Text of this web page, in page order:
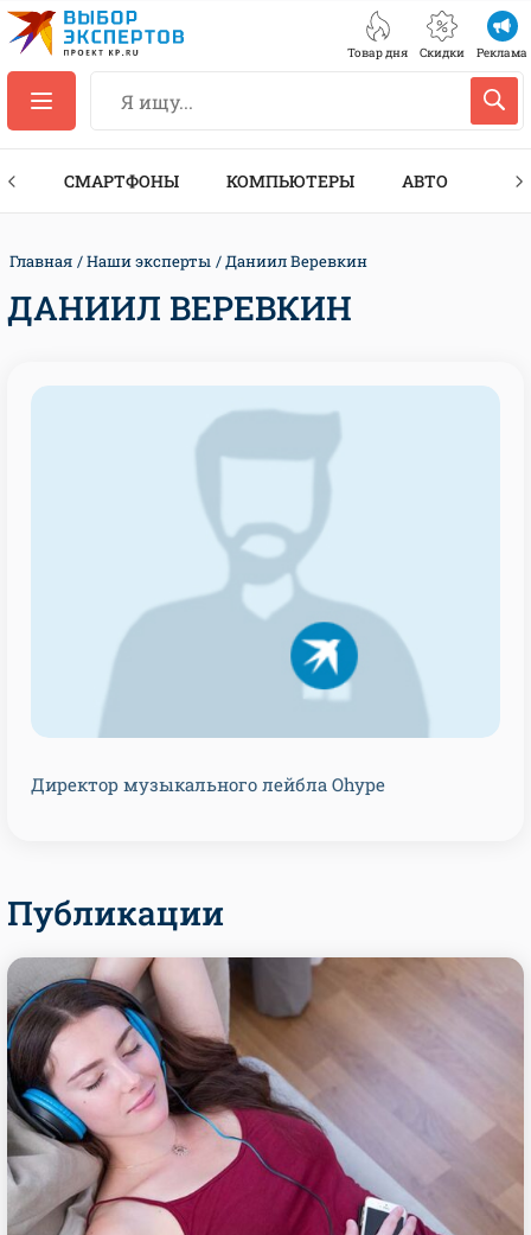
Товар дня Скидки Реклама
СМАРТФОНЫ КОМПЬЮТЕРЫ АВТО
Главная Наши эксперты Даниил Веревкин
ДАНИИЛ ВЕРЕВКИН
Директор музыкального лейбла Ohype
Публикации